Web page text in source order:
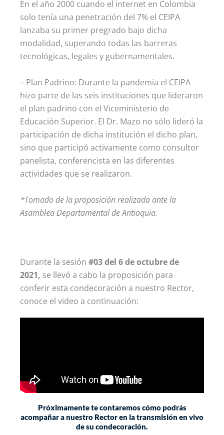
En el año 2000 cuando el internet en Colombia
solo tenía una penetración del 7% el CEIPA
lanzaba su primer pregrado bajo dicha
modalidad, superando todas las barreras
tecnológicas, legales y gubernamentales.
– Plan Padrino: Durante la pandemia el CEIPA
hizo parte de las seis instituciones que lideraron
el plan padrino con el Viceministerio de
Educación Superior. El Dr. Mazo no sólo lideró la
participación de dicha institución el dicho plan,
sino que participó activamente como consultor
panelista, conferencista en las diferentes
actividades que se realizaron.
*Tomado de la proposición realizada ante la
Asamblea Departamental de Antioquia.
Durante la sesión #03 del 6 de octubre de
2021, se llevó a cabo la proposición para
conferir esta condecoración a nuestro Rector,
conoce el video a continuación:
Próximamente te contaremos cómo podrás
acompañar a nuestro Rector en la transmisión en vivo
de su condecoración.